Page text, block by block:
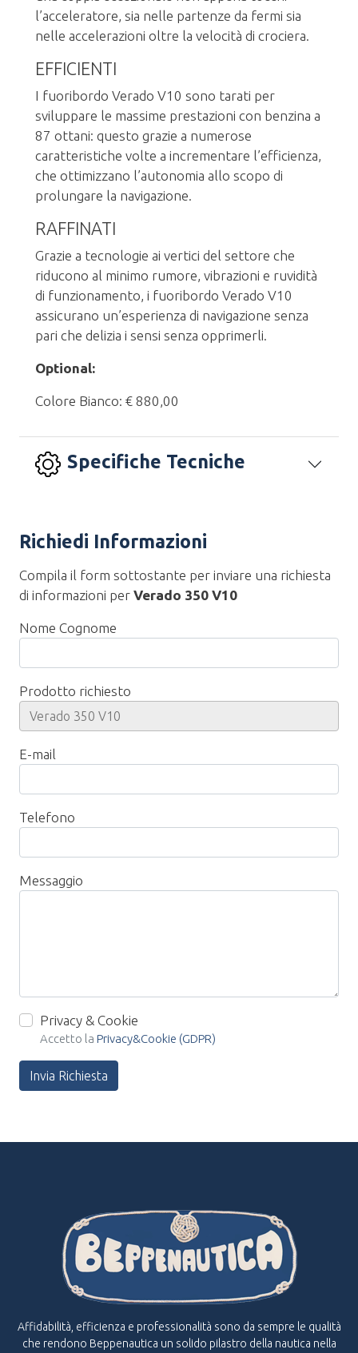
l’acceleratore, sia nelle partenze da fermi sia
nelle accelerazioni oltre la velocità di crociera.
EFFICIENTI
I fuoribordo Verado V10 sono tarati per
sviluppare le massime prestazioni con benzina a
87 ottani: questo grazie a numerose
caratteristiche volte a incrementare l’efficienza,
che ottimizzano l’autonomia allo scopo di
prolungare la navigazione.
RAFFINATI
Grazie a tecnologie ai vertici del settore che
riducono al minimo rumore, vibrazioni e ruvidità
di funzionamento, i fuoribordo Verado V10
assicurano un’esperienza di navigazione senza
pari che delizia i sensi senza opprimerli.
Optional:
Colore Bianco: € 880,00
Specifiche Tecniche
Richiedi Informazioni
Compila il form sottostante per inviare una richiesta
di informazioni per Verado 350 V10
Nome Cognome
Prodotto richiesto
E-mail
Telefono
Messaggio
Privacy & Cookie
Accetto la Privacy&Cookie (GDPR)
Invia Richiesta
Affidabilità, efficienza e professionalità sono da sempre le qualità
che rendono Beppenautica un solido pilastro della nautica nella